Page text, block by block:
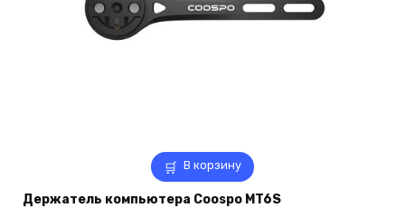
В корзину
Держатель компьютера Coospo MT6S